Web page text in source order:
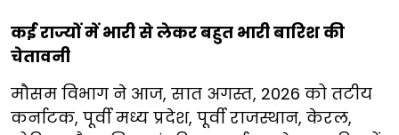
कई राज्यों में भारी से लेकर बहुत भारी बारिश की
चेतावनी
मौसम विभाग ने आज, सात अगस्त, 2026 को तटीय
कर्नाटक, पूर्वी मध्य प्रदेश, पूर्वी राजस्थान, केरल,